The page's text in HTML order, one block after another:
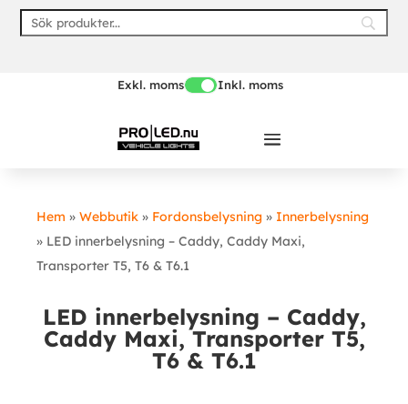
Skip
Exkl. moms Inkl. moms
Hem » Webbutik » Fordonsbelysning » Innerbelysning
» LED innerbelysning – Caddy, Caddy Maxi,
Transporter T5, T6 & T6.1
LED innerbelysning – Caddy,
Caddy Maxi, Transporter T5,
T6 & T6.1